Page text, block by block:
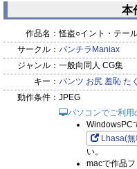
本
作品名：怪盗○イント・テー
サークル： パンチラManiax
ジャンル： 一般向同人 CG集
キー： パンツ お尻 羞恥 た
動作条件： JPEG
パソコンでご利用
WindowsPC
Lhasa(
い。
macで作品フ